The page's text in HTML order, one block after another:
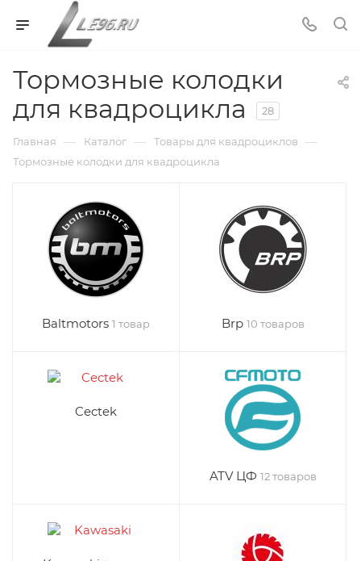
Тормозные колодки
для квадроцикла
28
Главная — Каталог — Товары для квадроциклов —
Тормозные колодки для квадроцикла
Baltmotors 1 товар Brp 10 товаров
Cectek
ATV ЦФ 12 товаров